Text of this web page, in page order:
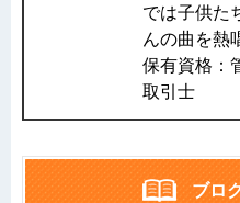
では子供た
んの曲を熱
保有資格：
取引士
ブロ